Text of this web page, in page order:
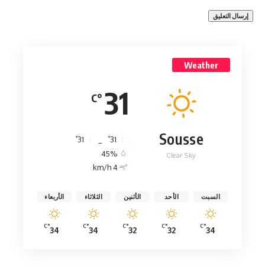
Weather
31
°C
Sousse
Clear Sky
31
°
31
°
45%
4 km/h
السبت
34
°C
الأحد
32
°C
الأثنين
32
°C
الثلاثاء
34
°C
الأربعاء
34
°C